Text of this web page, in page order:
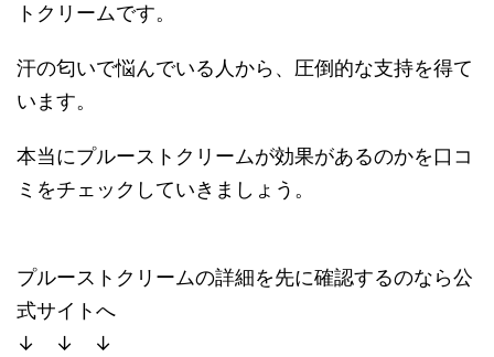
トクリームです。
汗の匂いで悩んでいる人から、圧倒的な支持を得て
います。
本当にプルーストクリームが効果があるのかを口コ
ミをチェックしていきましょう。
プルーストクリームの詳細を先に確認するのなら公
式サイトへ
↓ ↓ ↓